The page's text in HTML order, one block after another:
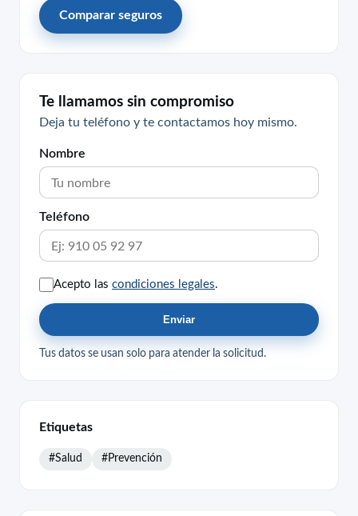
Comparar seguros
Te llamamos sin compromiso
Deja tu teléfono y te contactamos hoy mismo.
Nombre
Teléfono
Acepto las condiciones legales.
Enviar
Tus datos se usan solo para atender la solicitud.
Etiquetas
#Salud #Prevención